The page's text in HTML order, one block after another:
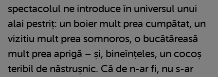
spectacolul ne introduce în universul unui
alai pestriț: un boier mult prea cumpătat, un
vizitiu mult prea somnoros, o bucătăreasă
mult prea aprigă – și, bineînțeles, un cocoș
teribil de năstrușnic. Că de n-ar fi, nu s-ar